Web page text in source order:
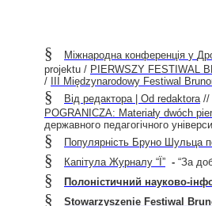
§ Міжнародна конференція у
projektu / PIERWSZY FESTIWAL
/
III Międzynarodowy Festiwal
§ Від редактора | Od redaktora//
POGRANICZA: Materiały dwóch
державного педагогічного
§ Популярність Бруно Шульца
§ Капітула Журналу “Ї” - “За
§ Полоністичний науково-
§ Stowarzyszenie Festiwal